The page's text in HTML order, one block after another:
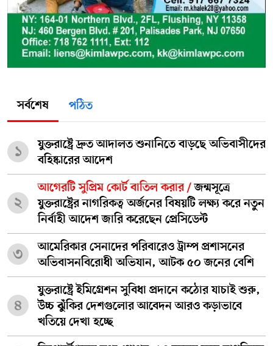
সর্বশেষ পঠিত
১
যুক্তরাষ্ট্রে দ্রুত আদালত শুনানিতে বাড়ছে অভিবাসীদের
বহিষ্কারের আদেশ
২
আগেরটি সুপ্রিম কোর্ট বাতিল করার /জন্মসূত্রে
যুক্তরাষ্ট্রের নাগরিকত্ব অর্জনের বিষয়টি লক্ষ্য করে নতুন
নির্বাহী আদেশ জারি করেছেন প্রেসিডেন্ট
৩
আমেরিকার সেনাদের পরিবারেও ট্রাম্প প্রশাসনের
অভিবাসনবিরোধী অভিযান, আটক ৫০ জনের বেশি
৪
যুক্তরাষ্ট্রে ইমিগ্রেশন সুবিধা প্রদানে কঠোর যাচাই শুরু,
উচ্চ ঝুঁকির দেশগুলোর আবেদন আরও কড়াভাবে
খতিয়ে দেখা হচ্ছে